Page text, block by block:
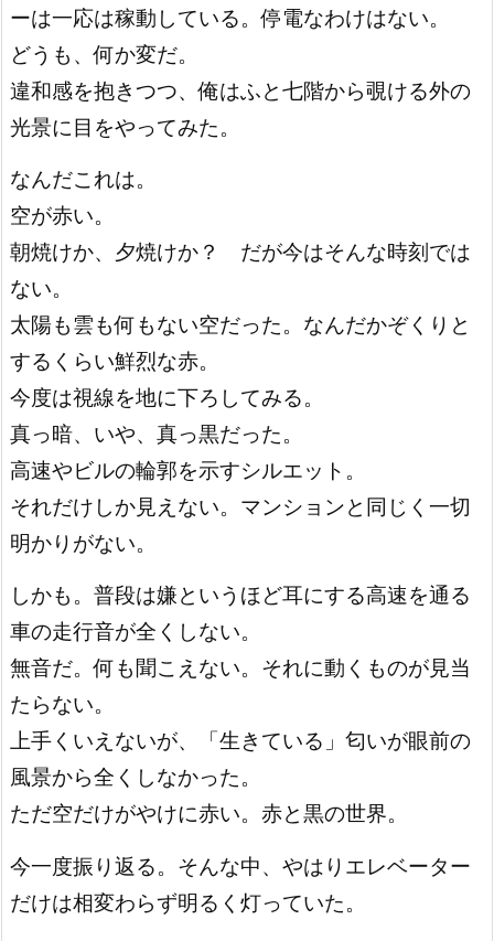
ーは一応は稼動している。停電なわけはない。
どうも、何か変だ。
違和感を抱きつつ、俺はふと七階から覗ける外の
光景に目をやってみた。
なんだこれは。
空が赤い。
朝焼けか、夕焼けか？ だが今はそんな時刻では
ない。
太陽も雲も何もない空だった。なんだかぞくりと
するくらい鮮烈な赤。
今度は視線を地に下ろしてみる。
真っ暗、いや、真っ黒だった。
高速やビルの輪郭を示すシルエット。
それだけしか見えない。マンションと同じく一切
明かりがない。
しかも。普段は嫌というほど耳にする高速を通る
車の走行音が全くしない。
無音だ。何も聞こえない。それに動くものが見当
たらない。
上手くいえないが、「生きている」匂いが眼前の
風景から全くしなかった。
ただ空だけがやけに赤い。赤と黒の世界。
今一度振り返る。そんな中、やはりエレベーター
だけは相変わらず明るく灯っていた。